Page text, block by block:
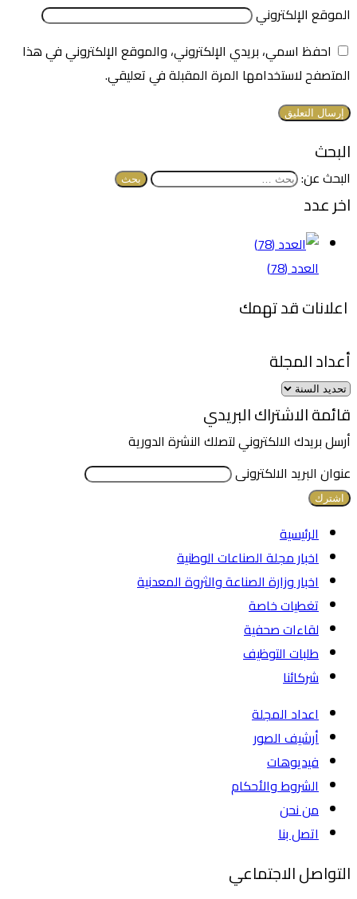
الموقع الإلكتروني
احفظ اسمي، بريدي الإلكتروني، والموقع الإلكتروني في هذا
المتصفح لاستخدامها المرة المقبلة في تعليقي.
البحث
البحث عن:
اخر عدد
العدد (78)
اعلانات قد تهمك
أعداد المجلة
قائمة الاشتراك البريدي
أرسل بريدك الالكتروني لتصلك النشرة الدورية
عنوان البريد الالكترونى
الرئيسية
اخبار مجلة الصناعات الوطنية
اخبار وزارة الصناعة والثروة المعدنية
تغطيات خاصة
لقاءات صحفية
طلبات التوظيف
شركائنا
اعداد المجلة
أرشيف الصور
فيديوهات
الشروط والأحكام
من نحن
اتصل بنا
التواصل الاجتماعي